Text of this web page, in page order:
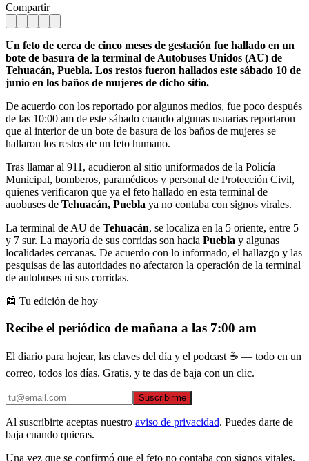
Compartir
Un feto de cerca de cinco meses de gestación fue hallado en un
bote de basura de la terminal de Autobuses Unidos (AU) de
Tehuacán, Puebla. Los restos fueron hallados este sábado 10 de
junio en los baños de mujeres de dicho sitio.
De acuerdo con los reportado por algunos medios, fue poco después
de las 10:00 am de este sábado cuando algunas usuarias reportaron
que al interior de un bote de basura de los baños de mujeres se
hallaron los restos de un feto humano.
Tras llamar al 911, acudieron al sitio uniformados de la Policía
Municipal, bomberos, paramédicos y personal de Protección Civil,
quienes verificaron que ya el feto hallado en esta terminal de
auobuses de Tehuacán, Puebla ya no contaba con signos virales.
La terminal de AU de Tehuacán, se localiza en la 5 oriente, entre 5
y 7 sur. La mayoría de sus corridas son hacia Puebla y algunas
localidades cercanas. De acuerdo con lo informado, el hallazgo y las
pesquisas de las autoridades no afectaron la operación de la terminal
de autobuses ni sus corridas.
📰 Tu edición de hoy
Recibe el periódico de mañana a las 7:00 am
El diario para hojear, las claves del día y el podcast ☕ — todo en un
correo, todos los días. Gratis, y te das de baja con un clic.
Suscribirme
Al suscribirte aceptas nuestro aviso de privacidad. Puedes darte de
baja cuando quieras.
Una vez que se confirmó que el feto no contaba con signos vitales,